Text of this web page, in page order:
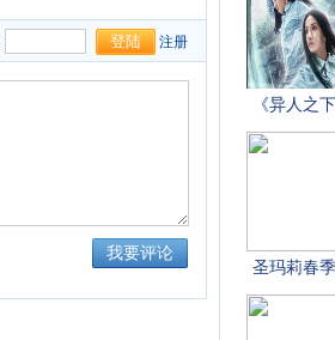
注册